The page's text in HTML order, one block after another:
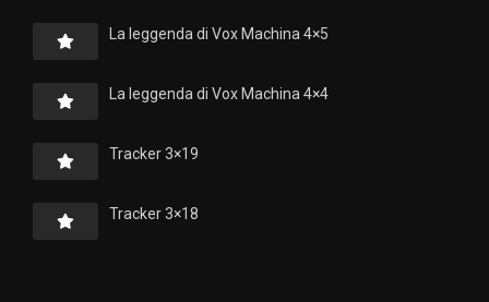
La leggenda di Vox Machina 4×5
La leggenda di Vox Machina 4×4
Tracker 3×19
Tracker 3×18